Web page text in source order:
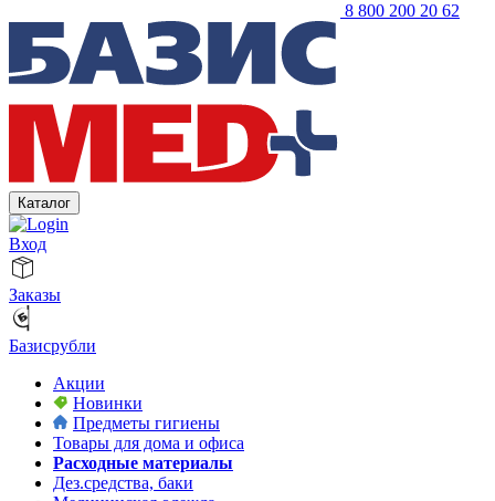
8 800 200 20 62
Каталог
Вход
Заказы
Базисрубли
Акции
Новинки
Предметы гигиены
Товары для дома и офиса
Расходные материалы
Дез.средства, баки